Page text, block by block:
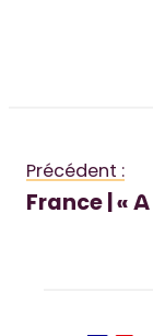
Précédent :
France | «